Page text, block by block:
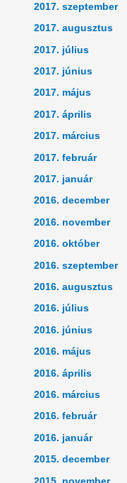
2017. szeptember
2017. augusztus
2017. július
2017. június
2017. május
2017. április
2017. március
2017. február
2017. január
2016. december
2016. november
2016. október
2016. szeptember
2016. augusztus
2016. július
2016. június
2016. május
2016. április
2016. március
2016. február
2016. január
2015. december